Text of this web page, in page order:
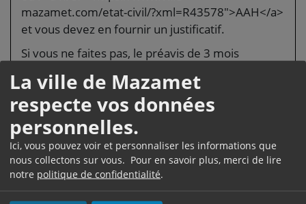
La ville de Mazamet
respecte vos données
personnelles.
Ici, vous pouvez voir et personnaliser les informations que
nous collectons sur vous. Pour en savoir plus, merci de lire
notre politique de confidentialité.
mazamet.com/etat-civil/?xml=R43578">AAH</a>
et vous devez en fournir un justificatif.
Si vous ne faites pas, le préavis de 3 mois
À savoir
si vous ne recevez pas ces aides, mais que vos
ressources sont égales au montant de ces aides,
un délai de préavis de <span
class="miseenevidence">3 mois</span>